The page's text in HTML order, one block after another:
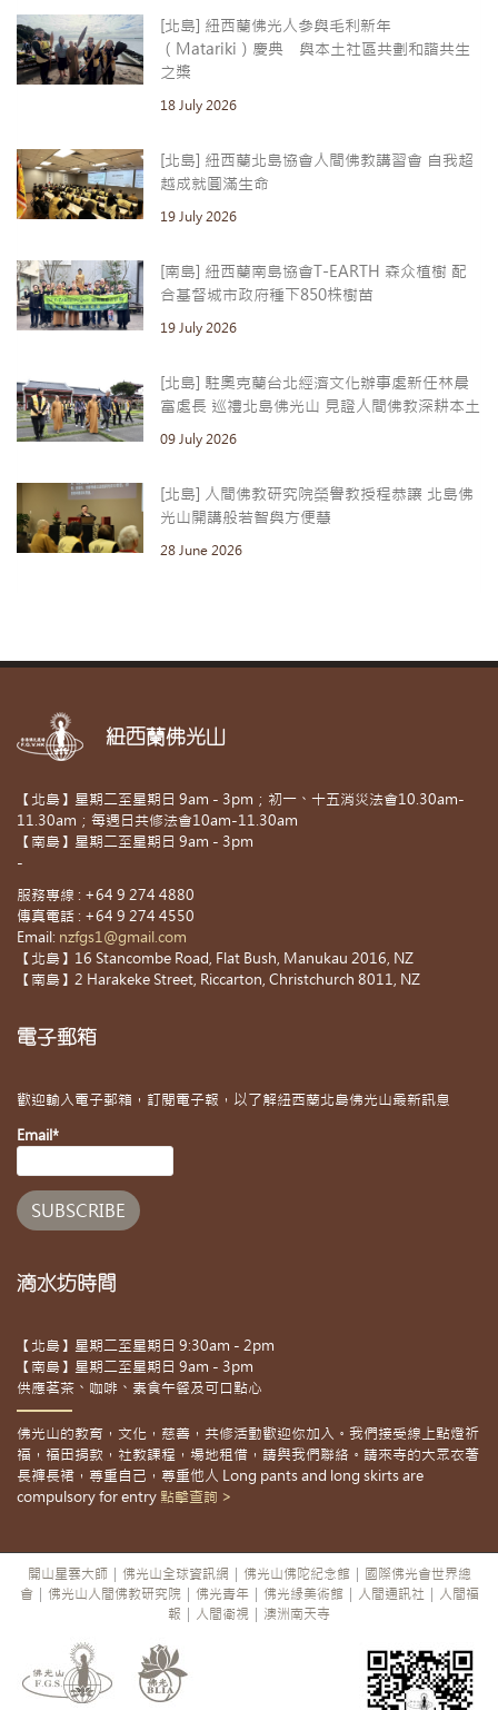
[北島] 紐西蘭佛光人參與毛利新年
（Matariki）慶典 與本土社區共劃和諧共生
之槳
18 July 2026
[北島] 紐西蘭北島協會人間佛教講習會 自我超
越成就圓滿生命
19 July 2026
[南島] 紐西蘭南島協會T-EARTH 森众植樹 配
合基督城市政府種下850株樹苗
19 July 2026
[北島] 駐奧克蘭台北經濟文化辦事處新任林晨
富處長 巡禮北島佛光山 見證人間佛教深耕本土
09 July 2026
[北島] 人間佛教研究院榮譽教授程恭讓 北島佛
光山開講般若智與方便慧
28 June 2026
紐西蘭佛光山
【北島】星期二至星期日 9am - 3pm；初一、十五消災法會10.30am-
11.30am；每週日共修法會10am-11.30am
【南島】星期二至星期日 9am - 3pm
-
服務專線 : +64 9 274 4880
傳真電話 : +64 9 274 4550
Email: nzfgs1@gmail.com
【北島】16 Stancombe Road, Flat Bush, Manukau 2016, NZ
【南島】2 Harakeke Street, Riccarton, Christchurch 8011, NZ
電子郵箱
歡迎輸入電子郵箱，訂閱電子報，以了解紐西蘭北島佛光山最新訊息
Email*
滴水坊時間
【北島】星期二至星期日 9:30am - 2pm
【南島】星期二至星期日 9am - 3pm
供應茗茶、咖啡、素食午餐及可口點心
佛光山的教育，文化，慈善，共修活動歡迎你加入。我們接受線上點燈祈
福，福田捐款，社教課程，場地租借，請與我們聯絡。請來寺的大眾衣著
長褲長裙，尊重自己，尊重他人 Long pants and long skirts are
compulsory for entry 點擊查詢 >
開山星雲大師 佛光山全球資訊網 佛光山佛陀紀念館
國際佛光會世界總
會
佛光山人間佛教研究院 佛光青年 佛光緣美術館 人間通訊社
人間福
報
人間衛視 澳洲南天寺